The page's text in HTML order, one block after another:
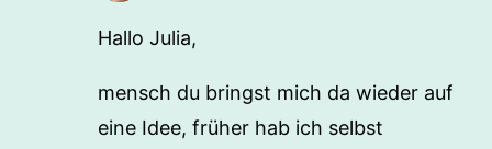
Hallo Julia,
mensch du bringst mich da wieder auf
eine Idee, früher hab ich selbst